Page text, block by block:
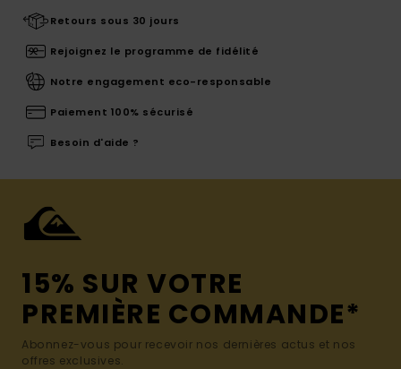
Retours sous 30 jours
Rejoignez le programme de fidélité
Notre engagement eco-responsable
Paiement 100% sécurisé
Besoin d'aide ?
15% SUR VOTRE
PREMIÈRE COMMANDE*
Abonnez-vous pour recevoir nos dernières actus et nos
offres exclusives.